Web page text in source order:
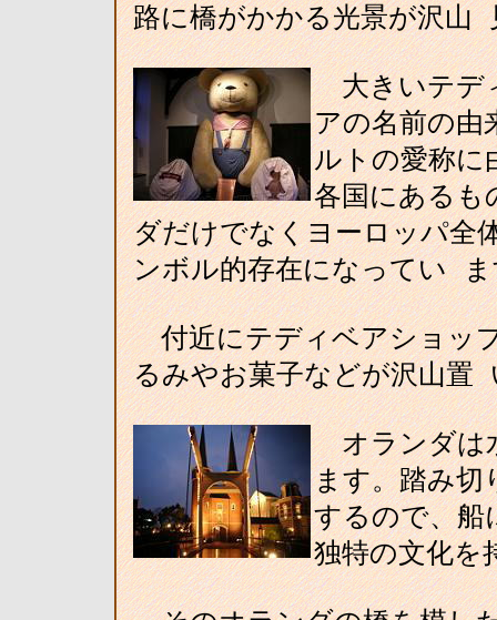
路に橋がかかる光景が沢山
大きいテデ
アの名前の由
ルトの愛称に
各国にある
ダだけでなくヨーロッパ全
ンボル的存在になってい
付近にテディベアショッ
るみやお菓子などが沢山置
オランダは
ます。踏み切
するので、船
独特の文化を